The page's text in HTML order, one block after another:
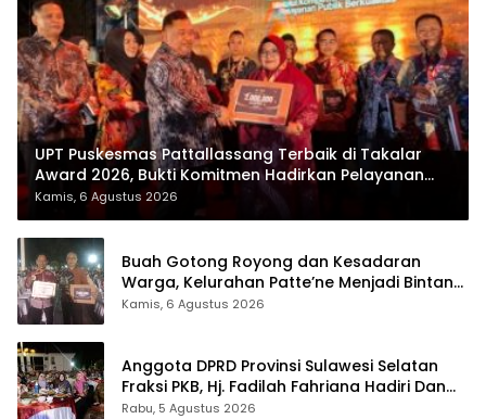
UPT Puskesmas Pattallassang Terbaik di Takalar
Award 2026, Bukti Komitmen Hadirkan Pelayanan
Kesehatan Berkualitas
Kamis, 6 Agustus 2026
Buah Gotong Royong dan Kesadaran
Warga, Kelurahan Patte’ne Menjadi Bintang
Takalar Award 2026
Kamis, 6 Agustus 2026
Anggota DPRD Provinsi Sulawesi Selatan
Fraksi PKB, Hj. Fadilah Fahriana Hadiri Dan
Beri Apresiasi : Takalar Menyalakan Lentera
Rabu, 5 Agustus 2026